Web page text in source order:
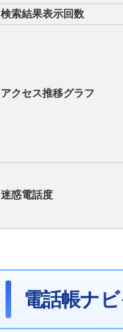
検索結果表示回数
アクセス推移グラフ
迷惑電話度
電話帳ナビ